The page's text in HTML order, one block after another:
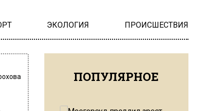
ЭКОЛОГИЯ ПРОИСШЕСТВИЯ
ПОПУЛЯРНОЕ